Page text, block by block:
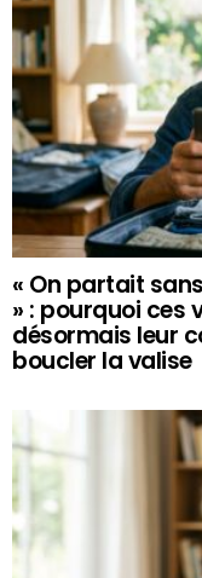
« On partait
» : pourquoi ces
désormais leur
boucler la valise